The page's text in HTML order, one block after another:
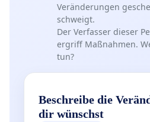
Veränderungen
schweigt.
Der Verfasser dieser
ergriff Maßnahmen.
tun?
Beschreibe die
dir wünschst